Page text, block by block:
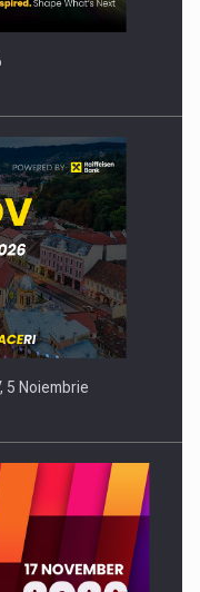
5 Noiembrie